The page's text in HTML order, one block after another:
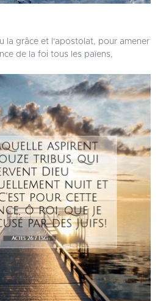
la grâce et l'apostolat, pour amener
de la foi tous les païens,